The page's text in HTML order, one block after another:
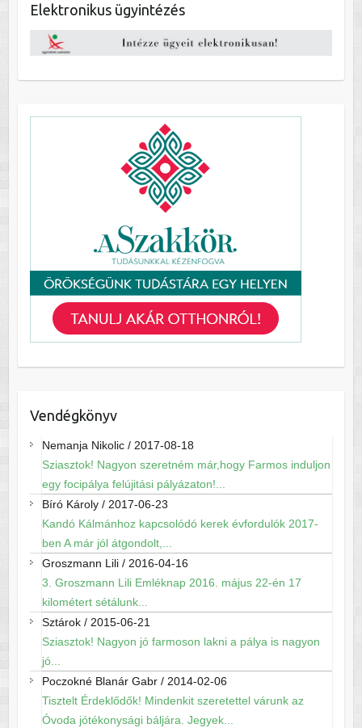
Elektronikus ügyintézés
Vendégkönyv
Nemanja Nikolic/ 2017-08-18
Sziasztok! Nagyon szeretném már,hogy Farmos induljon
egy focipálya felújitási pályázaton!...
Bíró Károly/ 2017-06-23
Kandó Kálmánhoz kapcsolódó kerek évfordulók 2017-
ben A már jól átgondolt,...
Groszmann Lili/ 2016-04-16
3. Groszmann Lili Emléknap 2016. május 22-én 17
kilométert sétálunk...
Sztárok/ 2015-06-21
Sziasztok! Nagyon jó farmoson lakni a pálya is nagyon
jó...
Poczokné Blanár Gabr/ 2014-02-06
Tisztelt Érdeklődők! Mindenkit szeretettel várunk az
Óvoda jótékonysági báljára. Jegyek...